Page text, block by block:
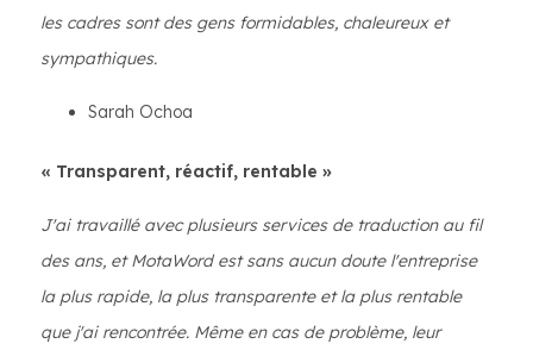
les cadres sont des gens formidables, chaleureux et
sympathiques.
Sarah Ochoa
« Transparent, réactif, rentable »
J'ai travaillé avec plusieurs services de traduction au fil
des ans, et MotaWord est sans aucun doute l'entreprise
la plus rapide, la plus transparente et la plus rentable
que j'ai rencontrée. Même en cas de problème, leur